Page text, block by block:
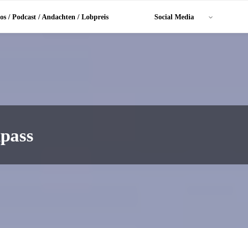
/ Podcast / Andachten / Lobpreis Social Media